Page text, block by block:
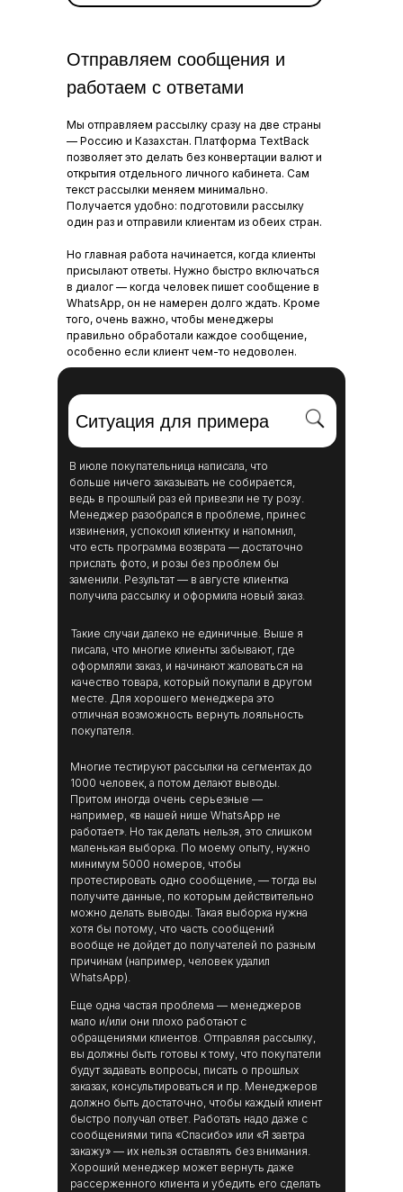
Отправляем сообщения и
работаем с ответами
Мы отправляем рассылку сразу на две страны
— Россию и Казахстан. Платформа TextBack
позволяет это делать без конвертации валют и
открытия отдельного личного кабинета. Сам
текст рассылки меняем минимально.
Получается удобно: подготовили рассылку
один раз и отправили клиентам из обеих стран.
Но главная работа начинается, когда клиенты
присылают ответы. Нужно быстро включаться
в диалог — когда человек пишет сообщение в
WhatsApp, он не намерен долго ждать. Кроме
того, очень важно, чтобы менеджеры
правильно обработали каждое сообщение,
особенно если клиент чем-то недоволен.
Ситуация для примера
В июле покупательница написала, что
больше ничего заказывать не собирается,
ведь в прошлый раз ей привезли не ту розу.
Менеджер разобрался в проблеме, принес
извинения, успокоил клиентку и напомнил,
что есть программа возврата — достаточно
прислать фото, и розы без проблем бы
заменили. Результат — в августе клиентка
получила рассылку и оформила новый заказ.
Такие случаи далеко не единичные. Выше я
писала, что многие клиенты забывают, где
оформляли заказ, и начинают жаловаться на
качество товара, который покупали в другом
месте. Для хорошего менеджера это
отличная возможность вернуть лояльность
покупателя.
Многие тестируют рассылки на сегментах до
1000 человек, а потом делают выводы.
Притом иногда очень серьезные —
например, «в нашей нише WhatsApp не
работает». Но так делать нельзя, это слишком
маленькая выборка. По моему опыту, нужно
минимум 5000 номеров, чтобы
протестировать одно сообщение, — тогда вы
получите данные, по которым действительно
можно делать выводы. Такая выборка нужна
хотя бы потому, что часть сообщений
вообще не дойдет до получателей по разным
причинам (например, человек удалил
WhatsApp).
Еще одна частая проблема — менеджеров
мало и/или они плохо работают с
обращениями клиентов. Отправляя рассылку,
вы должны быть готовы к тому, что покупатели
будут задавать вопросы, писать о прошлых
заказах, консультироваться и пр. Менеджеров
должно быть достаточно, чтобы каждый клиент
быстро получал ответ. Работать надо даже с
сообщениями типа «Спасибо» или «Я завтра
закажу» — их нельзя оставлять без внимания.
Хороший менеджер может вернуть даже
рассерженного клиента и убедить его сделать